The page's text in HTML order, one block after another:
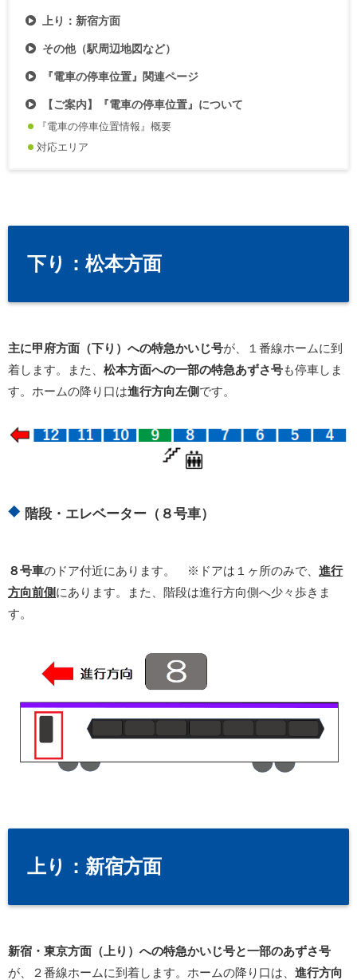
上り：新宿方面
その他（駅周辺地図など）
『電車の停車位置』関連ページ
【ご案内】『電車の停車位置』について
『電車の停車位置情報』概要
対応エリア
下り：松本方面
主に甲府方面（下り）への特急かいじ号が、１番線ホームに到
着します。また、 松本方面への一部の特急あずさ号も停車しま
す。ホームの降り口は進行方向左側です。
階段・エレベーター（８号車）
８号車のドア付近にあります。 ※ドアは１ヶ所のみで、 進行
方向前側にあります。また、階段は進行方向側へ少々歩きま
す。
上り：新宿方面
新宿・東京方面（上り）への特急かいじ号と一部のあずさ号
が、２番線ホームに到着します。ホームの降り口は、 進行方向